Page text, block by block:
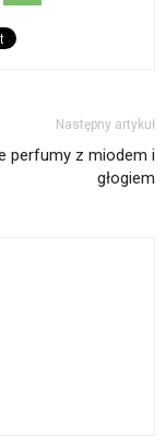
Następny artykuł
perfumy z miodem i
głogiem